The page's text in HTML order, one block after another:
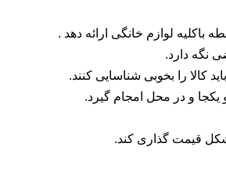
باکلیه لوازم خانگی ارائه دهد .
نگه دارد.
کالا را بخوبی شناسایی کنند.
و در محل امجام گیرد.
شکل قیمت گذاری کند.